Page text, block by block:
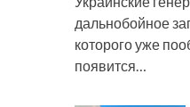
дальнобойное
которого уже
появится…